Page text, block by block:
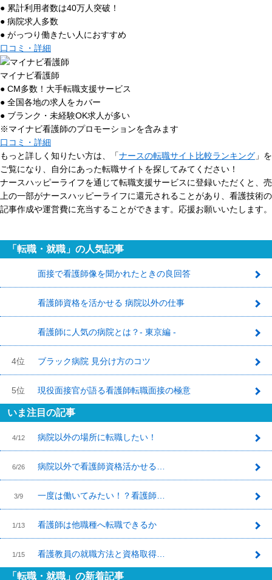
● 累計利用者数は40万人突破！
● 病院求人多数
● がっつり働きたい人におすすめ
口コミ・詳細
マイナビ看護師
● CM多数！大手転職支援サービス
● 全国各地の求人をカバー
● ブランク・未経験OK求人が多い
※マイナビ看護師のプロモーションを含みます
口コミ・詳細
もっと詳しく知りたい方は、「ナースの転職サイト比較ランキング 」を
ご覧になり、自分にあった転職サイトを探してみてください！
ナースハッピーライフを通じて転職支援サービスに登録いただくと、売
上の一部がナースハッピーライフに還元されることがあり、看護技術の
記事作成や運営費に充当することができます。応援お願いいたします。
「転職・就職」の人気記事
面接で看護師像を聞かれたときの良回答
看護師資格を活かせる 病院以外の仕事
看護師に人気の病院とは？- 東京編 -
4位 ブラック病院 見分け方のコツ
5位 現役面接官が語る看護師転職面接の極意
いま注目の記事
4/12 病院以外の場所に転職したい！
6/26 病院以外で看護師資格活かせる…
3/9 一度は働いてみたい！？看護師…
1/13 看護師は他職種へ転職できるか
1/15 看護教員の就職方法と資格取得…
「転職・就職」の新着記事